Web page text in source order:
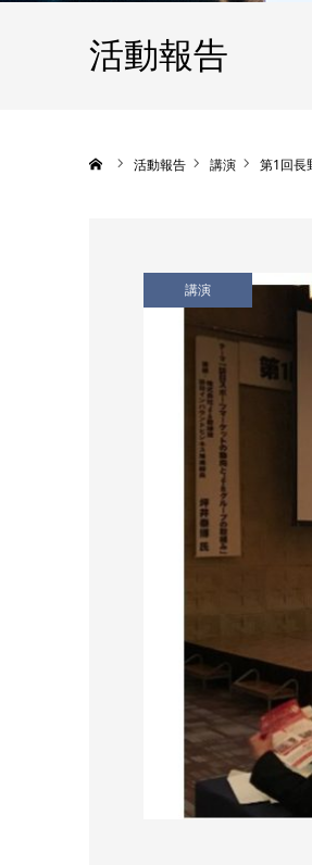
活動報告
活動報告 講演 第1回長
講演